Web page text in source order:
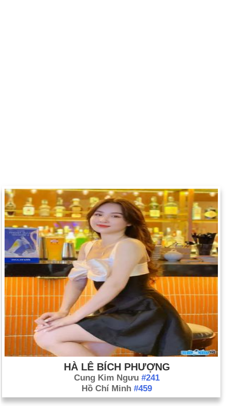
HÀ LÊ BÍCH PHƯỢNG
Cung Kim Ngưu #241
Hồ Chí Minh #459